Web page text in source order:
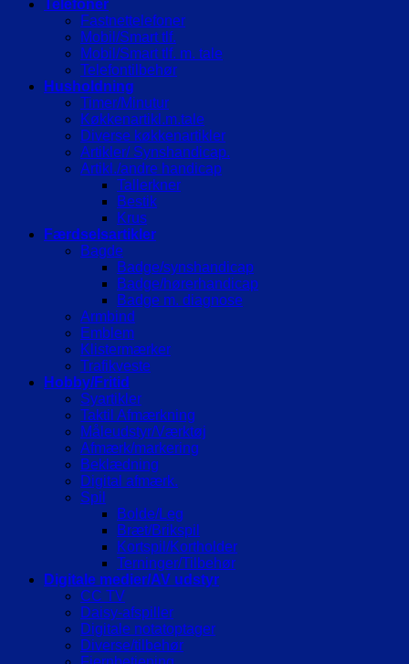
Telefoner
Fastnettelefoner
Mobil/Smart tlf.
Mobil/Smart tlf. m. tale
Telefontilbehør
Husholdning
Timer/Minutur
Køkkenartikl.m.tale
Diverse køkkenartikler
Artikler/ Synshandicap.
Artikl./andre handicap
Tallerkner
Bestik
Krus
Færdselsartikler
Bagde
Badge/synshandicap
Badge/hørerhandicap
Badge m. diagnose
Armbind
Emblem
Klistermærker
Trafikveste
Hobby/Fritid
Syartikler
Taktil Afmærkning
Måleudstyr/Værktøj
Afmærk/markering
Beklædning
Digital afmærk.
Spil
Bolde/Leg
Bræt/Brikspil
Kortspil/Kortholder
Terninger/Tilbehør
Digitale medier/AV udstyr
CC TV
Daisy-afspiller
Digitale notatoptager
Diverse/tilbehør